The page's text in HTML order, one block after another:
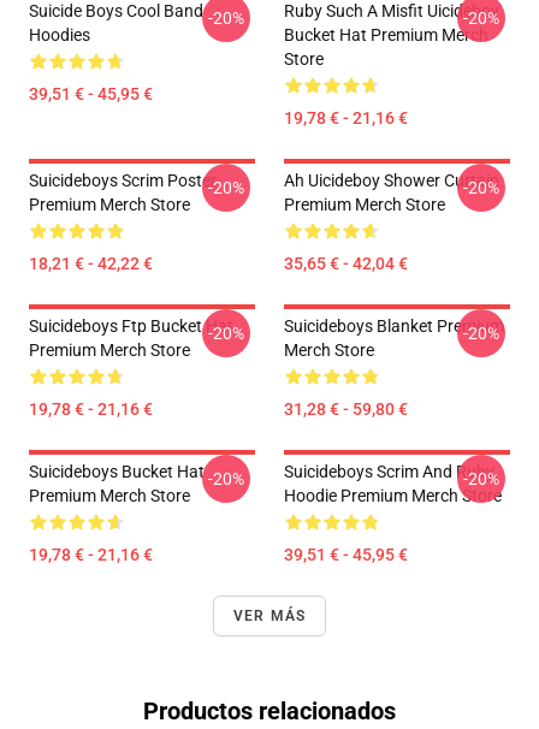
Suicide Boys Cool Band
Hoodies
39,51 € - 45,95 €
-20%
Ruby Such A Misfit Uicideboy
Bucket Hat Premium Merch
Store
19,78 € - 21,16 €
-20%
Suicideboys Scrim Poster
Premium Merch Store
18,21 € - 42,22 €
-20%
Ah Uicideboy Shower Curtain
Premium Merch Store
35,65 € - 42,04 €
-20%
Suicideboys Ftp Bucket Hat
Premium Merch Store
19,78 € - 21,16 €
-20%
Suicideboys Blanket Premium
Merch Store
31,28 € - 59,80 €
-20%
Suicideboys Bucket Hat
Premium Merch Store
19,78 € - 21,16 €
-20%
Suicideboys Scrim And Ruby
Hoodie Premium Merch Store
39,51 € - 45,95 €
-20%
VER MÁS
Productos relacionados